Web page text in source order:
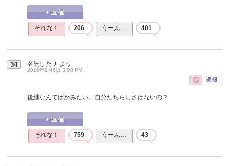
それな！ 206 うーん… 401
34 名無しだＪ より
2016年1月6日 3:08 PM
後継なんてばかみたい。自分たちらしさはないの？
それな！ 759 うーん… 43